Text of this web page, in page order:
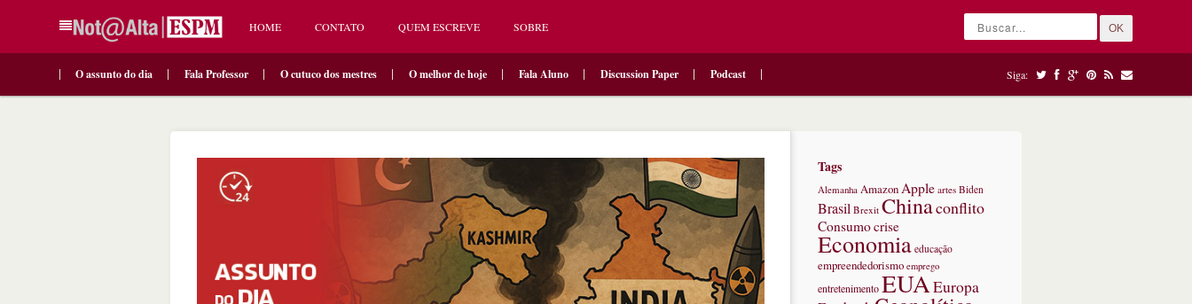
HOME CONTATO QUEM ESCREVE SOBRE OK
O assunto do dia Fala Professor O cutuco dos mestres O melhor de hoje Fala Aluno Discussion Paper Podcast Siga:
Tags
Alemanha Amazon Apple artes Biden
Brasil Brexit Chinaconflito
Consumocrise
Economia educação
empreendedorismo emprego
entretenimentoEUAEuropa